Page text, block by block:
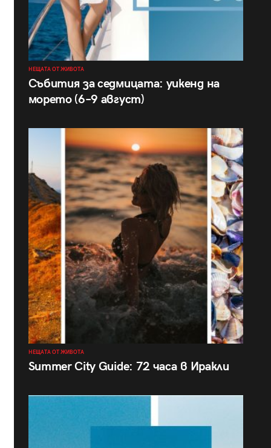
НЕЩАТА ОТ ЖИВОТА
Събития за седмицата: уикенд на
морето (6–9 август)
НЕЩАТА ОТ ЖИВОТА
Summer City Guide: 72 часа в Иракли